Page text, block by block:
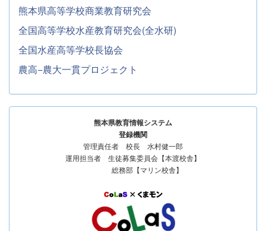
熊本県高等学校商業教育研究会
全国高等学校水産教育研究会(全水研)
全国水産高等学校長協会
農高−農大一貫プロジェクト
熊本県教育情報システム
登録機関
管理責任者 校長 水村健一郎
運用担当者 生徒募集委員会【本渡校舎】
総務部【マリン校舎】